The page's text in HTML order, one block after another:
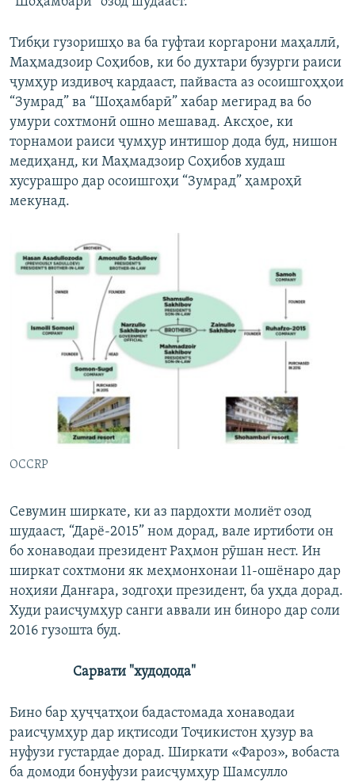
Тибқи гузоришҳо ва ба гуфтаи коргарони маҳаллӣ,
Маҳмадзоир Соҳибов, ки бо духтари бузурги раиси
ҷумҳур издивоҷ кардааст, пайваста аз осоишгоҳҳои
“Зумрад” ва “Шоҳамбарӣ” хабар мегирад ва бо
умури сохтмонӣ ошно мешавад. Аксҳое, ки
торнамои раиси ҷумҳур интишор дода буд, нишон
медиҳанд, ки Маҳмадзоир Соҳибов худаш
хусурашро дар осоишгоҳи “Зумрад” ҳамроҳӣ
мекунад.
OCCRP
Севумин ширкате, ки аз пардохти молиёт озод
шудааст, “Дарё-2015” ном дорад, вале иртиботи он
бо хонаводаи президент Раҳмон рӯшан нест. Ин
ширкат сохтмони як меҳмонхонаи 11-ошёнаро дар
ноҳияи Данғара, зодгоҳи президент, ба уҳда дорад.
Худи раисҷумҳур санги аввали ин биноро дар соли
2016 гузошта буд.
Сарвати "худодода"
Бино бар ҳуҷҷатҳои бадастомада хонаводаи
раисҷумҳур дар иқтисоди Тоҷикистон ҳузур ва
нуфузи густардае дорад. Ширкати «Фароз», вобаста
ба домоди бонуфузи раисҷумҳур Шамсулло